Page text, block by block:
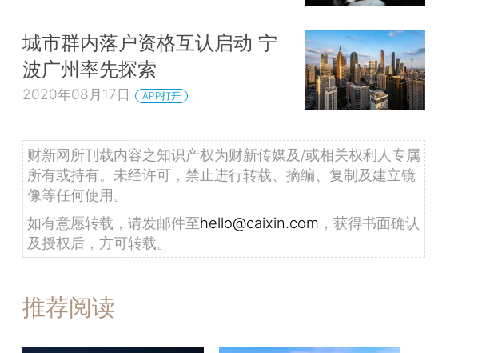
城市群内落户资格互认启动 宁
波广州率先探索
2020年08月17日 APP打开
财新网所刊载内容之知识产权为财新传媒及/或相关权利人专属
所有或持有。未经许可，禁止进行转载、摘编、复制及建立镜
像等任何使用。
如有意愿转载，请发邮件至hello@caixin.com ，获得书面确认
及授权后，方可转载。
推荐阅读